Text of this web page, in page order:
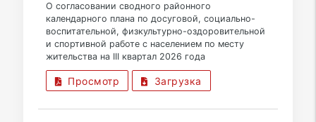
О согласовании сводного районного
календарного плана по досуговой, социально-
воспитательной, физкультурно-оздоровительной
и спортивной работе с населением по месту
жительства на III квартал 2026 года
Просмотр Загрузка